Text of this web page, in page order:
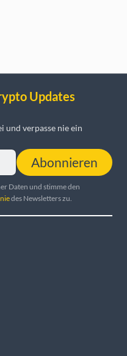
Updates
und verpasse nie ein
Abonnieren
Daten und stimme den
des Newsletters zu.